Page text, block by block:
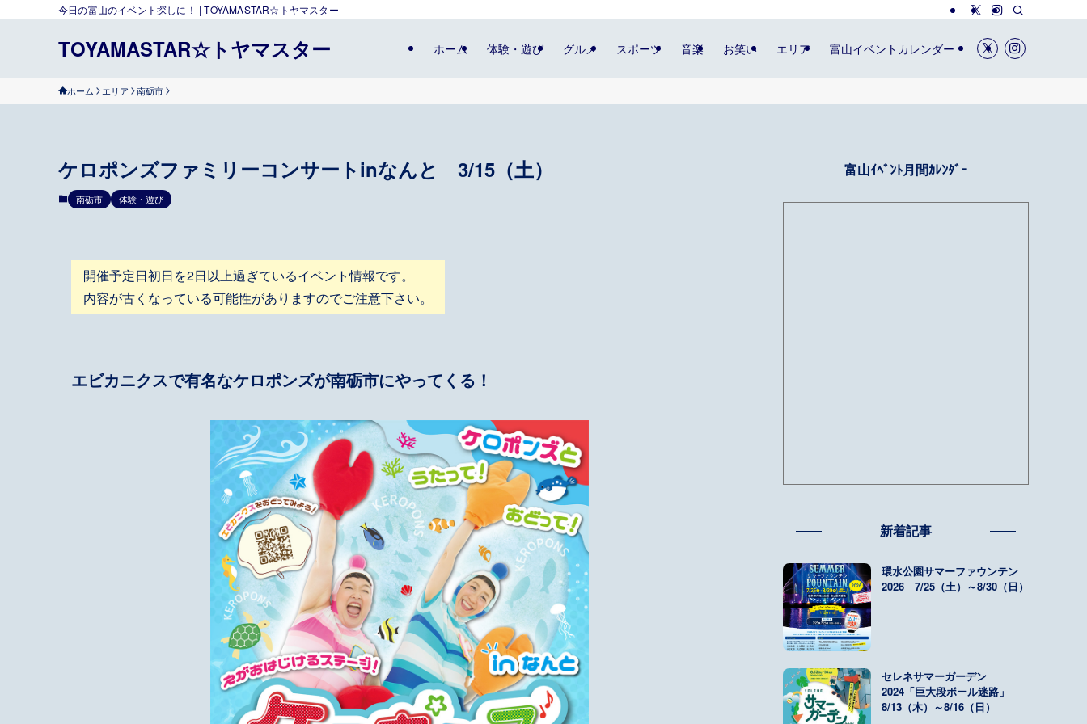
今日の富山のイベント探しに！ | TOYAMASTAR☆トヤマスター
TOYAMASTAR☆トヤマスター ホーム 体験・遊び グルメ スポーツ 音楽 お笑い エリア 富山イベントカレンダー
ホーム エリア 南砺市
ケロポンズファミリーコンサートinなんと 3/15（土）
南砺市 体験・遊び
開催予定日初日を2日以上過ぎているイベント情報です。
内容が古くなっている可能性がありますのでご注意下さい。
エビカニクスで有名なケロポンズが南砺市にやってくる！
富山ｲﾍﾞﾝﾄ月間ｶﾚﾝﾀﾞｰ
新着記事
環水公園サマーファウンテン
2026 7/25（土）～8/30（日）
セレネサマーガーデン
2024「巨大段ボール迷路」
8/13（木）～8/16（日）